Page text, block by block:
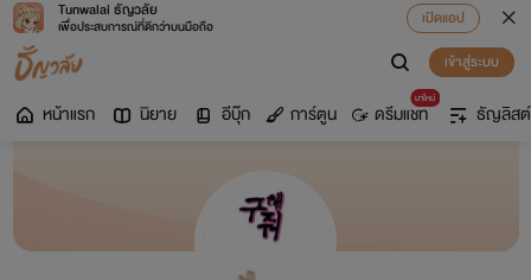
Tunwalai ธัญวลัย
เพื่อประสบการณ์ที่ดีกว่าบนมือถือ
เปิดแอป
เข้าสู่ระบบ
หน้าแรก นิยาย อีบุ๊ก การ์ตูน
มาใหม่
ดรีมแชท ธัญลิสต์